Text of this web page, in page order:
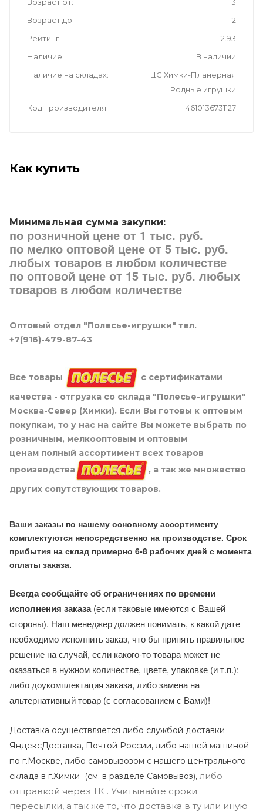
Возраст до
12
Рейтинг
2.93
Наличие
В наличии
Наличие на складах
ЦС Химки-Планерная
Родные игрушки
Код производителя
4610136731127
Как купить
Минимальная сумма закупки:
по розничной цене от 1 тыс. руб.
по мелко оптовой цене от 5 тыс. руб.
любых товаров в любом количестве
по оптовой цене от 15 тыс. руб. любых
товаров в любом количестве
Оптовый отдел "Полесье-игрушки" тел.
+7(916)-479-87-43
Все товары
с сертификатами
качества - отгрузка со склада "Полесье-игрушки"
Москва-Север (Химки). Если Вы готовы к оптовым
покупкам, то у нас на сайте Вы можете выбрать по
розничным, мелкооптовым и оптовым
ценам полный ассортимент всех товаров
производства
, а так же множество
других сопутствующих товаров.
Ваши заказы по нашему основному ассортименту
комплектуются непосредственно на производстве. Срок
прибытия на склад примерно 6-8 рабочих дней с момента
оплаты заказа.
Всегда сообщайте об ограничениях по времени
исполнения заказа(если таковые имеются с Вашей
стороны). Наш менеджер должен понимать, к какой дате
необходимо исполнить заказ, что бы принять правильное
решение на случай, если какого-то товара может не
оказаться в нужном количестве, цвете, упаковке (и т.п.):
либо доукомплектация заказа, либо замена на
альтернативный товар (с согласованием с Вами)!
Доставка осуществляется либо службой доставки
ЯндексДоставка, Почтой России, либо нашей машиной
по г.Москве, либо самовывозом с нашего центрального
склада в г.Химки (см. в разделе Самовывоз), либо
отправкой через ТК . Учитывайте сроки
пересылки, а так же то, что доставка в ту или иную